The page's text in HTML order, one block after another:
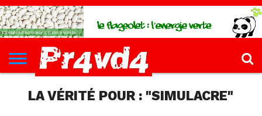
L’INFØ
PØLITIQUE
ECONØMIE
КULTURE
SANTÉ
FILLETTE
FORMATIONS
CONTACT
LA VÉRITÉ POUR : "SIMULACRE"